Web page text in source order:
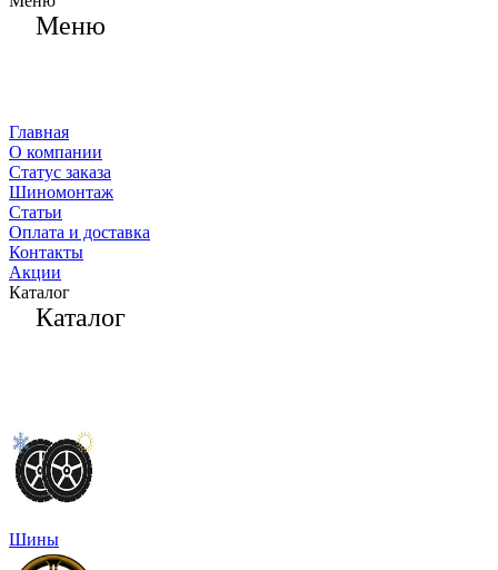
Меню
Главная
О компании
Статус заказа
Шиномонтаж
Статьи
Оплата и доставка
Контакты
Акции
Каталог
Каталог
Шины